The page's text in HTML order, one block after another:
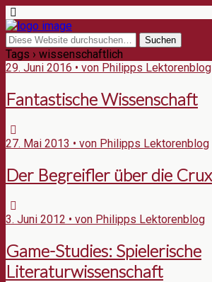
Tags › wissenschaftlich
29. Juni 2016 • von Philipps Lektorenblog
Fantastische Wissenschaft
27. Mai 2013 • von Philipps Lektorenblog
Der Begreifler über die Crux
3. Juni 2012 • von Philipps Lektorenblog
Game-Studies: Spielerische
Literaturwissenschaft